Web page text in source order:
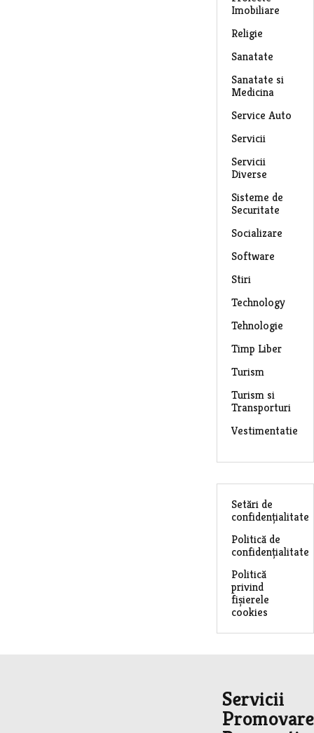
Imobiliare
Religie
Sanatate
Sanatate si
Medicina
Service Auto
Servicii
Servicii
Diverse
Sisteme de
Securitate
Socializare
Software
Stiri
Technology
Tehnologie
Timp Liber
Turism
Turism si
Transporturi
Vestimentatie
Setări de
confidențialitate
Politică de
confidențialitate
Politică
privind
fișierele
cookies
Servicii
Promovare